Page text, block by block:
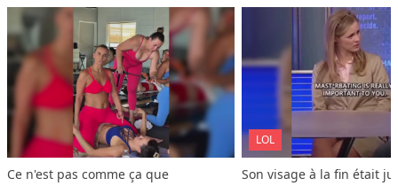
Ce n'est pas comme ça que
LOL
Son visage à la fin était